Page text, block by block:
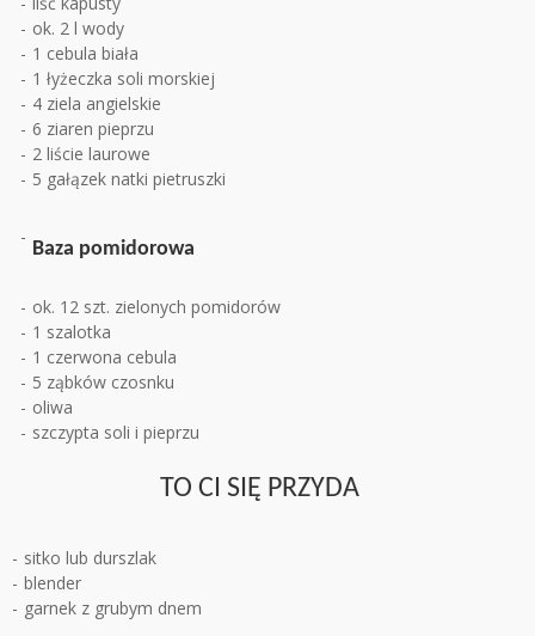
ok. 2 l wody
1 cebula biała
1 łyżeczka soli morskiej
4 ziela angielskie
6 ziaren pieprzu
2 liście laurowe
5 gałązek natki pietruszki
Baza pomidorowa
ok. 12 szt. zielonych pomidorów
1 szalotka
1 czerwona cebula
5 ząbków czosnku
oliwa
szczypta soli i pieprzu
TO CI SIĘ PRZYDA
sitko lub durszlak
blender
garnek z grubym dnem